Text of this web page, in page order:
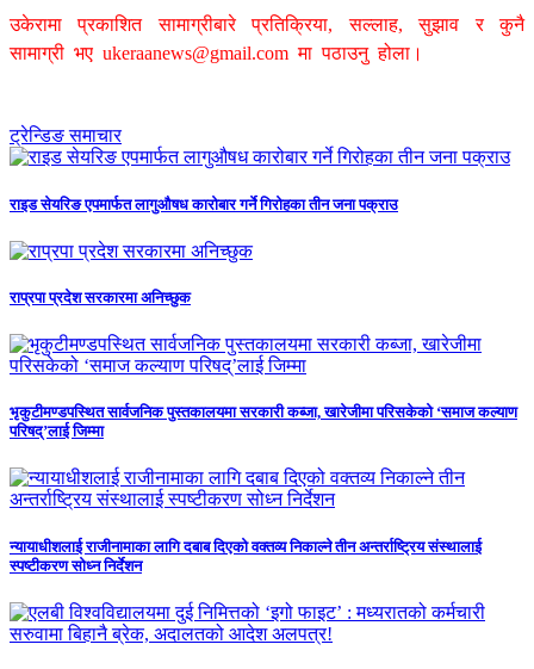
उकेरामा प्रकाशित सामाग्रीबारे प्रतिक्रिया, सल्लाह, सुझाव र कुनै
सामाग्री भए ukeraanews@gmail.com मा पठाउनु होला।
ट्रेन्डिङ समाचार
राइड सेयरिङ एपमार्फत लागुऔषध कारोबार गर्ने गिरोहका तीन जना पक्राउ
राप्रपा प्रदेश सरकारमा अनिच्छुक
भृकुटीमण्डपस्थित सार्वजनिक पुस्तकालयमा सरकारी कब्जा, खारेजीमा परिसकेको ‘समाज कल्याण
परिषद्’लाई जिम्मा
न्यायाधीशलाई राजीनामाका लागि दबाब दिएको वक्तव्य निकाल्ने तीन अन्तर्राष्ट्रिय संस्थालाई
स्पष्टीकरण सोध्न निर्देशन